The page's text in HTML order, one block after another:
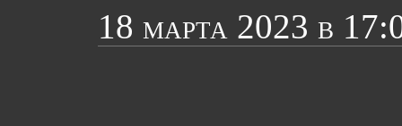
18 марта 2023 в